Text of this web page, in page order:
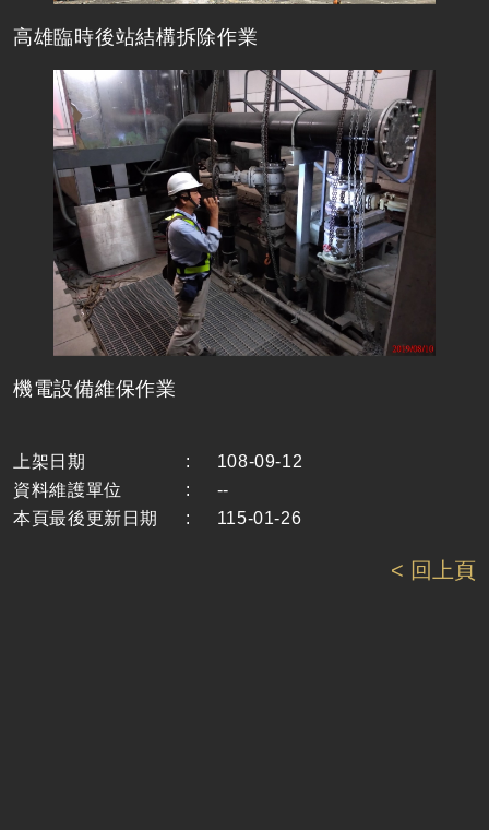
高雄臨時後站結構拆除作業
機電設備維保作業
上架日期 :
108-09-12
資料維護單位
:
--
本頁最後更新日期
: 115-01-26
< 回上頁